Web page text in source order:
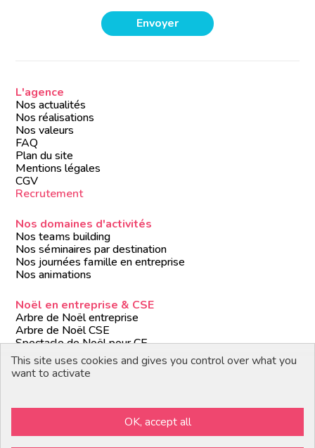
L'agence
Nos actualités
Nos réalisations
Nos valeurs
FAQ
Plan du site
Mentions légales
CGV
Recrutement
Nos domaines d'activités
Nos teams building
Nos séminaires par destination
Nos journées famille en entreprise
Nos animations
Noël en entreprise & CSE
Arbre de Noël entreprise
Arbre de Noël CSE
Spectacle de Noël pour CE
Animations de Noël entreprise
Formules de Noël clé en main
This site uses cookies and gives you control over what you
want to activate
OK, accept all